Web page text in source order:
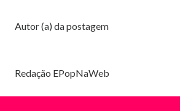
Autor (a) da postagem
Redação EPopNaWeb